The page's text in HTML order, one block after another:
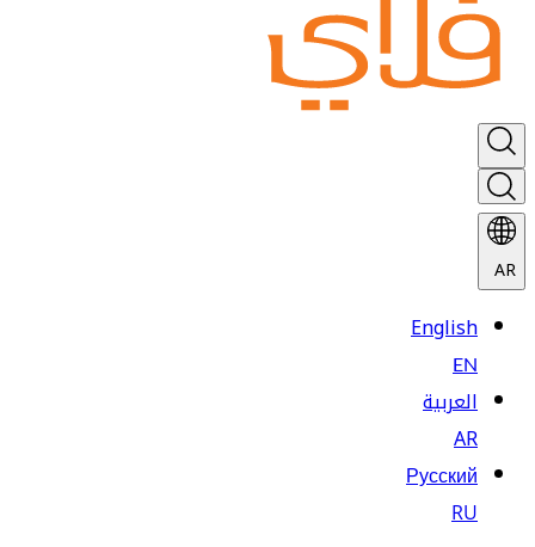
AR
English
EN
العربية
AR
Русский
RU